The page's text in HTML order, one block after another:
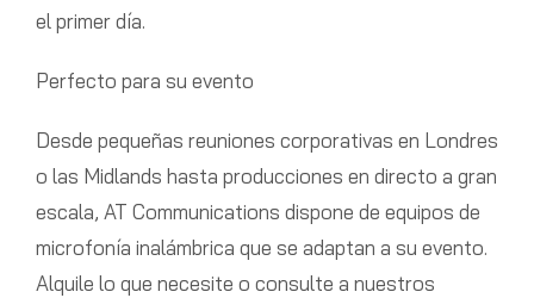
el primer día.
Perfecto para su evento
Desde pequeñas reuniones corporativas en Londres
o las Midlands hasta producciones en directo a gran
escala, AT Communications dispone de equipos de
microfonía inalámbrica que se adaptan a su evento.
Alquile lo que necesite o consulte a nuestros